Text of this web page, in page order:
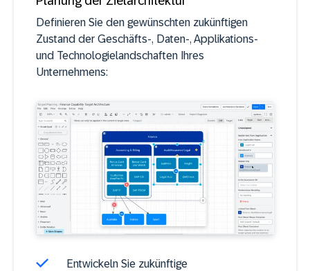
Definieren Sie den gewünschten zukünftigen
Zustand der Geschäfts-, Daten-, Applikations-
und Technologielandschaften Ihres
Unternehmens:
Entwickeln Sie zukünftige